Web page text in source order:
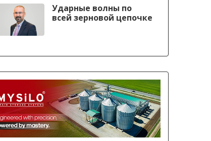
Ударные волны по
всей зерновой цепочке